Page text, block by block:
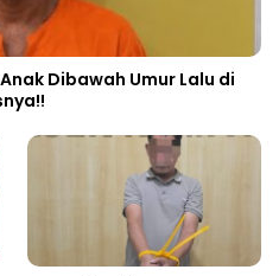
Dibawah Umur Lalu di